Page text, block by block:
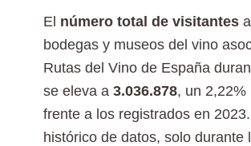
El número total de visitantes
bodegas y museos del vino
Rutas del Vino de España
se eleva a 3.036.878, un 2,22%
frente a los registrados en 2023.
histórico de datos, solo durante